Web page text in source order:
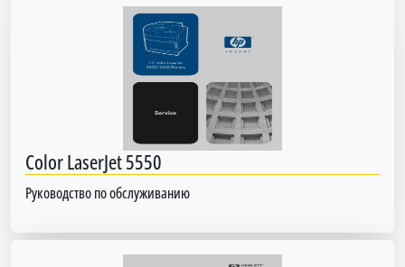
Color LaserJet 5550
Руководство по обслуживанию